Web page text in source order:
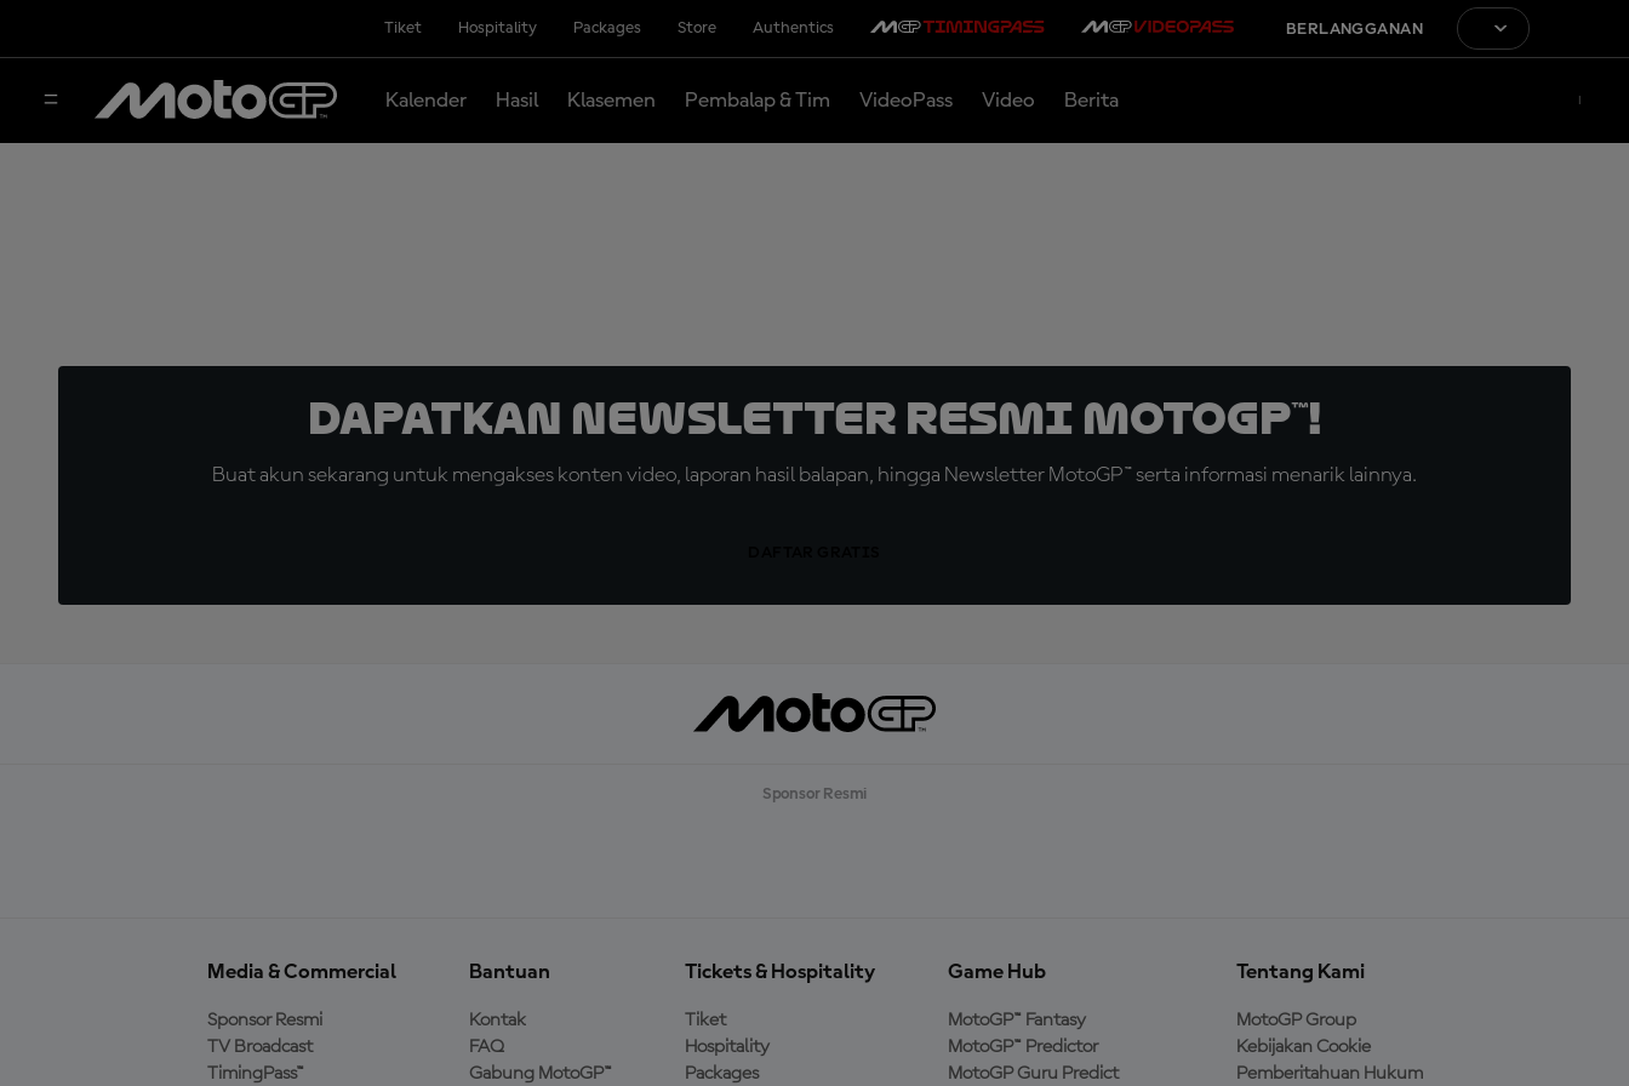
Tiket Hospitality Packages Store Authentics BERLANGGANAN
Kalender Hasil Klasemen Pembalap & Tim VideoPass Video Berita
Dapatkan Newsletter Resmi MotoGP™!
Buat akun sekarang untuk mengakses konten video, laporan hasil balapan, hingga Newsletter MotoGP™ serta informasi menarik lainnya.
Sponsor Resmi
Media & Commercial
Sponsor Resmi
TV Broadcast
TimingPass™
Bantuan
Kontak
FAQ
Gabung MotoGP™
Tickets & Hospitality
Tiket
Hospitality
Packages
Game Hub
MotoGP™ Fantasy
MotoGP™ Predictor
MotoGP Guru Predict
Tentang Kami
MotoGP Group
Kebijakan Cookie
Pemberitahuan Hukum